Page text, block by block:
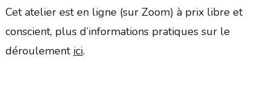
Cet atelier est en ligne (sur Zoom) à prix libre et
conscient, plus d’informations pratiques sur le
déroulement ici.